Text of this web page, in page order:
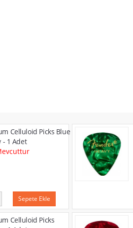
Celluloid Picks Blue
- 1 Adet
Sepete Ekle
Celluloid Picks